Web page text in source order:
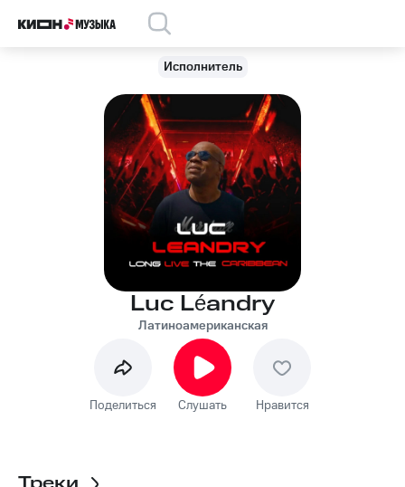
Исполнитель
Luc Léandry
Латиноамериканская
Поделиться Слушать Нравится